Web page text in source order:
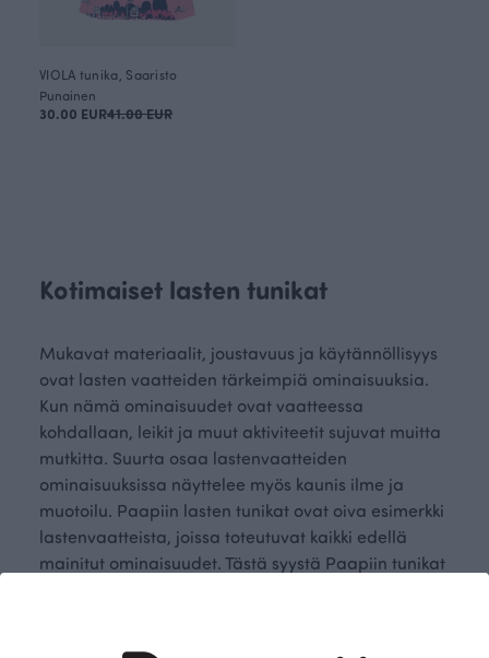
VIOLA tunika, Saaristo
Punainen
30.00 EUR41.00 EUR
Kotimaiset lasten tunikat
Mukavat materiaalit, joustavuus ja käytännöllisyys
ovat lasten vaatteiden tärkeimpiä ominaisuuksia.
Kun nämä ominaisuudet ovat vaatteessa
kohdallaan, leikit ja muut aktiviteetit sujuvat muitta
mutkitta. Suurta osaa lastenvaatteiden
ominaisuuksissa näyttelee myös kaunis ilme ja
muotoilu. Paapiin lasten tunikat ovat oiva esimerkki
lastenvaatteista, joissa toteutuvat kaikki edellä
mainitut ominaisuudet. Tästä syystä Paapiin tunikat